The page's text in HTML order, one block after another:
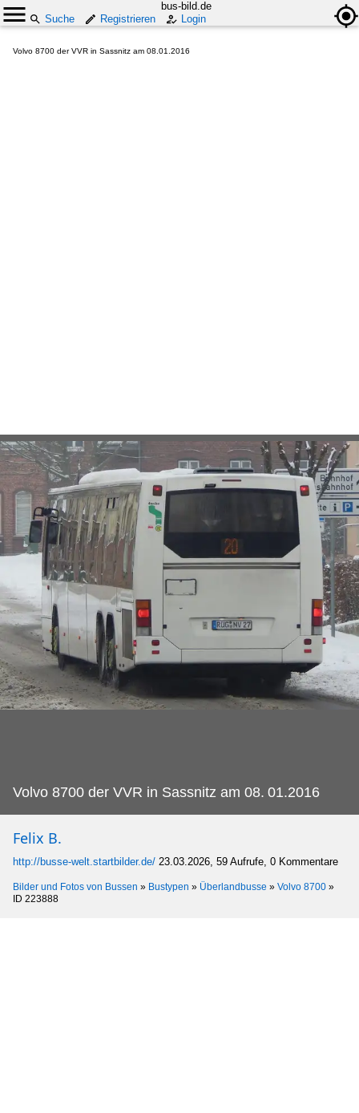
bus-bild.de
Suche
Registrieren Login
Volvo 8700 der VVR in Sassnitz am 08.01.2016
Volvo 8700 der VVR in Sassnitz am 08. 01.2016
Felix B.
http://busse-welt.startbilder.de/ 23.03.2026, 59 Aufrufe, 0 Kommentare
Bilder und Fotos von Bussen » Bustypen » Überlandbusse » Volvo 8700 »
ID 223888